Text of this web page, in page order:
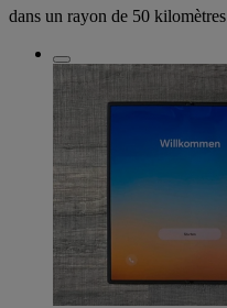
dans un rayon de 50 kilomètres